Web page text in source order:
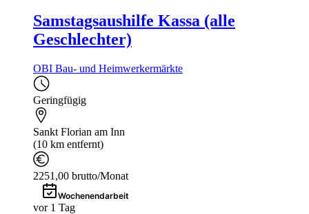
Samstagsaushilfe Kassa (alle
Geschlechter)
OBI Bau- und Heimwerkermärkte
Geringfügig
Sankt Florian am Inn
(10 km entfernt)
2251,00 brutto/Monat
Wochenendarbeit
vor 1 Tag